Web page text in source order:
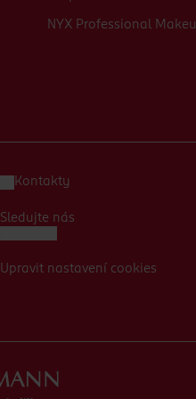
NYX Professional
Kontakty
Sledujte nás
Upravit nastavení cookies